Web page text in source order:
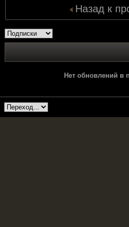
Назад к
Нет обновлений в